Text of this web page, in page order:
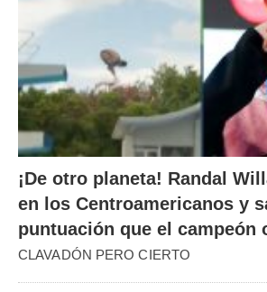
¡De otro planeta! Randal
en los Centroamericanos y
puntuación que el campeón
CLAVADÓN PERO CIERTO